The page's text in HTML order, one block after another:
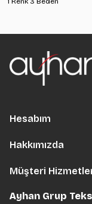
Hesabım
Hakkımızda
Müşteri
Ayhan Grup